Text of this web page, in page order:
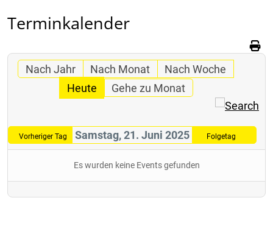
Terminkalender
Nach Jahr Nach Monat
Nach Woche
Heute
Gehe zu Monat
Vorheriger Tag Samstag, 21. Juni 2025 Folgetag
Es wurden keine Events gefunden